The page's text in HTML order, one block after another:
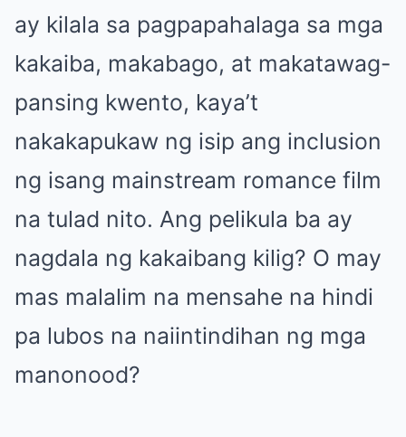
ay kilala sa pagpapahalaga sa mga
kakaiba, makabago, at makatawag-
pansing kwento, kaya’t
nakakapukaw ng isip ang inclusion
ng isang mainstream romance film
na tulad nito. Ang pelikula ba ay
nagdala ng kakaibang kilig? O may
mas malalim na mensahe na hindi
pa lubos na naiintindihan ng mga
manonood?